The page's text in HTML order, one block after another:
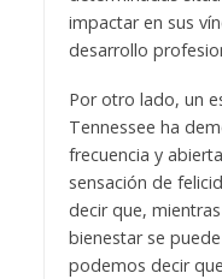
impactar en sus
desarrollo
Por otro lado, un
Tennessee ha
frecuencia y
sensación de
decir que,
bienestar se
podemos decir